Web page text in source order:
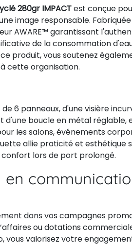
280gr IMPACTest conçue
image responsable.
AWARE™ garantissant
de la consommation
produit, vous soutenez
cette organisation.
6 panneaux, d'une visière
boucle en métal réglable,
les salons, événements
allie praticité et esthétique
lors de port prolongé.
dans vos campagnes
ou dotations
vous valorisez votre